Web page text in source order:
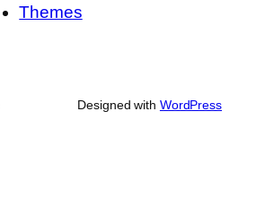
Themes
Designed with WordPress